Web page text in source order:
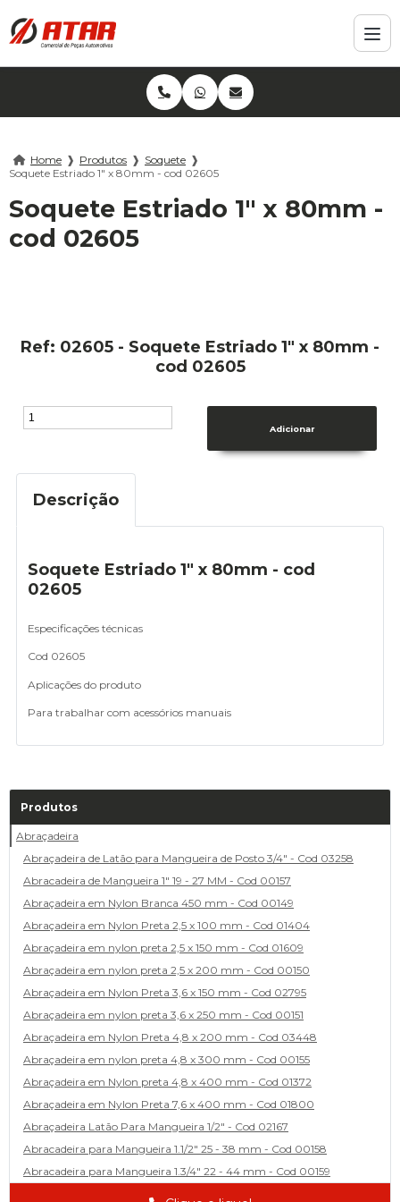
Home ❱ Produtos ❱ Soquete ❱
Soquete Estriado 1" x 80mm - cod 02605
Soquete Estriado 1" x 80mm -
cod 02605
Ref: 02605 - Soquete Estriado 1" x 80mm -
cod 02605
Descrição
Soquete Estriado 1" x 80mm - cod
02605
Especificações técnicas
Cod 02605
Aplicações do produto
Para trabalhar com acessórios manuais
Produtos
Abraçadeira
Abraçadeira de Latão para Mangueira de Posto 3/4" - Cod 03258
Abracadeira de Mangueira 1" 19 - 27 MM - Cod 00157
Abraçadeira em Nylon Branca 450 mm - Cod 00149
Abraçadeira em Nylon Preta 2,5 x 100 mm - Cod 01404
Abraçadeira em nylon preta 2,5 x 150 mm - Cod 01609
Abraçadeira em nylon preta 2,5 x 200 mm - Cod 00150
Abraçadeira em Nylon Preta 3,6 x 150 mm - Cod 02795
Abraçadeira em nylon preta 3,6 x 250 mm - Cod 00151
Abraçadeira em Nylon Preta 4,8 x 200 mm - Cod 03448
Abraçadeira em nylon preta 4,8 x 300 mm - Cod 00155
Abraçadeira em Nylon preta 4,8 x 400 mm - Cod 01372
Abraçadeira em Nylon Preta 7,6 x 400 mm - Cod 01800
Abraçadeira Latão Para Mangueira 1/2" - Cod 02167
Abracadeira para Mangueira 1.1/2" 25 - 38 mm - Cod 00158
Abracadeira para Mangueira 1.3/4" 22 - 44 mm - Cod 00159
Abracadeira para Mangueira 1/2' 14 - 22 - Cod 02585